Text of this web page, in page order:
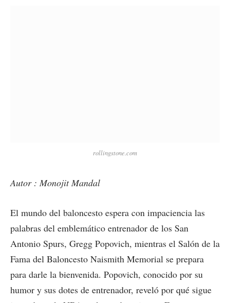
rollingstone.com
Autor : Monojit Mandal
El mundo del baloncesto espera con impaciencia las
palabras del emblemático entrenador de los San
Antonio Spurs, Gregg Popovich, mientras el Salón de la
Fama del Baloncesto Naismith Memorial se prepara
para darle la bienvenida. Popovich, conocido por su
humor y sus dotes de entrenador, reveló por qué sigue